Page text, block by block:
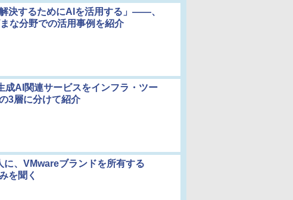
決するためにAIを活用する」――、
な分野での活用事例を紹介
成AI関連サービスをインフラ・ツー
3層に分けて紹介
、VMwareブランドを所有する
を聞く